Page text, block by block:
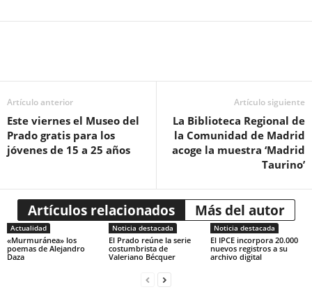
Artículo anterior
Este viernes el Museo del
Prado gratis para los
jóvenes de 15 a 25 años
Artículo siguiente
La Biblioteca Regional de
la Comunidad de Madrid
acoge la muestra ‘Madrid
Taurino’
Artículos relacionados Más del autor
Actualidad
«Murmuránea» los
poemas de Alejandro
Daza
Noticia destacada
El Prado reúne la serie
costumbrista de
Valeriano Bécquer
Noticia destacada
El IPCE incorpora 20.000
nuevos registros a su
archivo digital